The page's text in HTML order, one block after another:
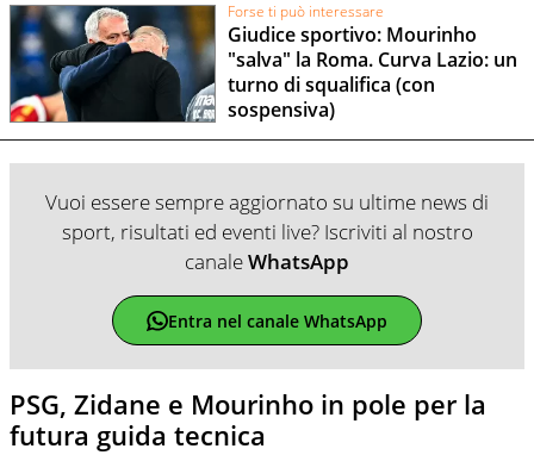
Forse ti può interessare
Giudice sportivo: Mourinho
"salva" la Roma. Curva Lazio: un
turno di squalifica (con
sospensiva)
Vuoi essere sempre aggiornato su ultime news di
sport, risultati ed eventi live? Iscriviti al nostro
canaleWhatsApp
Entra nel canale WhatsApp
PSG, Zidane e Mourinho in pole per la
futura guida tecnica